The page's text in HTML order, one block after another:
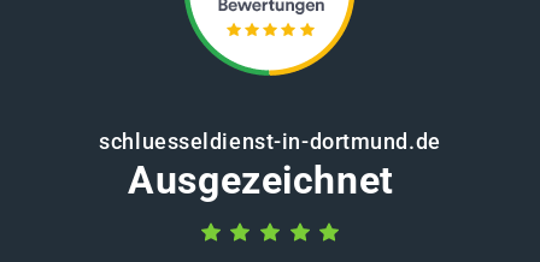
schluesseldienst-in-dortmund.de
Ausgezeichnet